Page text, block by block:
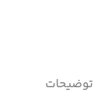
توضیحات